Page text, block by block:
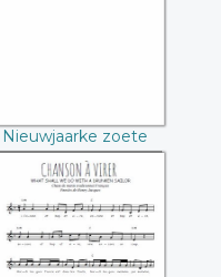
Nieuwjaarke zoete
Chanson à virer